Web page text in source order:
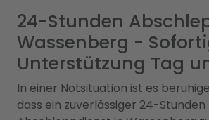
24-Stunden
Wassenberg -
Unterstützung Tag
In einer Notsituation ist es
dass ein zuverlässiger 24-Stunden